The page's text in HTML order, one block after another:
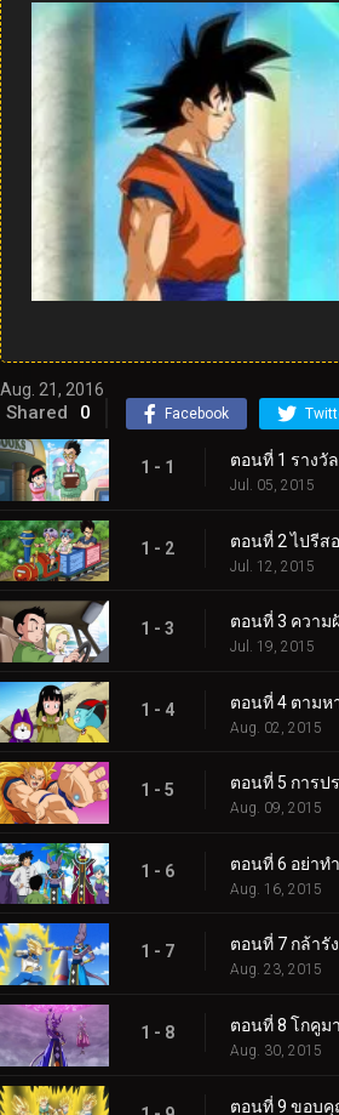
Aug. 21, 2016
Shared 0 Facebook
1 - 1 ตอนที่ 1 รางวั
Jul. 05, 2015
1 - 2 ตอนที่ 2 ไปรีส
Jul. 12, 2015
1 - 3 ตอนที่ 3 ความ
Jul. 19, 2015
1 - 4 ตอนที่ 4 ตามห
Aug. 02, 2015
1 - 5 ตอนที่ 5 การป
Aug. 09, 2015
1 - 6 ตอนที่ 6 อย่าท
Aug. 16, 2015
1 - 7 ตอนที่ 7 กล้ารั
Aug. 23, 2015
1 - 8 ตอนที่ 8 โกคูม
Aug. 30, 2015
ตอนที่ 9 ขอบคุ